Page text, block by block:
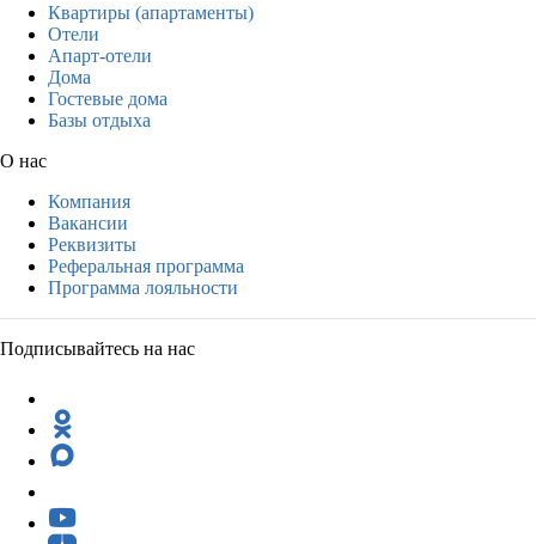
Квартиры (апартаменты)
Отели
Апарт-отели
Дома
Гостевые дома
Базы отдыха
О нас
Компания
Вакансии
Реквизиты
Реферальная программа
Программа лояльности
Подписывайтесь на нас